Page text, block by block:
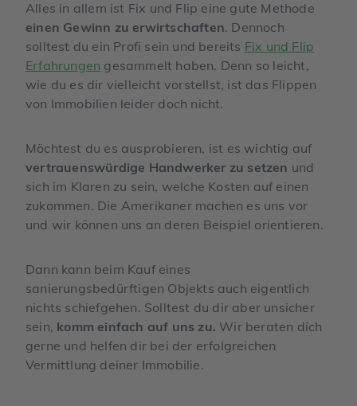
Alles in allem ist Fix und Flip eine gute Methode
einen Gewinn zu erwirtschaften. Dennoch
solltest du ein Profi sein und bereits Fix und Flip
Erfahrungen gesammelt haben. Denn so leicht,
wie du es dir vielleicht vorstellst, ist das Flippen
von Immobilien leider doch nicht.
Möchtest du es ausprobieren, ist es wichtig auf
vertrauenswürdige Handwerker zu setzen und
sich im Klaren zu sein, welche Kosten auf einen
zukommen. Die Amerikaner machen es uns vor
und wir können uns an deren Beispiel orientieren.
Dann kann beim Kauf eines
sanierungsbedürftigen Objekts auch eigentlich
nichts schiefgehen. Solltest du dir aber unsicher
sein, komm einfach auf uns zu. Wir beraten dich
gerne und helfen dir bei der erfolgreichen
Vermittlung deiner Immobilie.